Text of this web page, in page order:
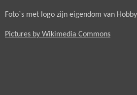
Foto`s met logo zijn eigendom van
Pictures by Wikimedia Commons